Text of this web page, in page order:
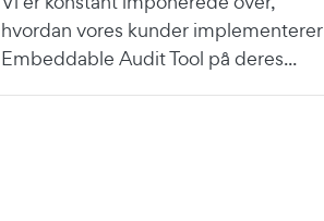
hvordan vores kunder implementerer
Embeddable Audit Tool på deres...